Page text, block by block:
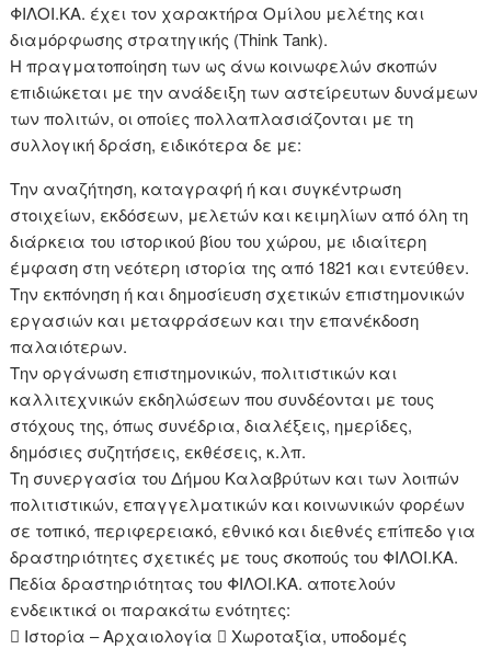
ΦΙΛΟΙ.ΚΑ. έχει τον χαρακτήρα Ομίλου μελέτης και
διαμόρφωσης στρατηγικής (Think Tank).
Η πραγματοποίηση των ως άνω κοινωφελών σκοπών
επιδιώκεται με την ανάδειξη των αστείρευτων δυνάμεων
των πολιτών, οι οποίες πολλαπλασιάζονται με τη
συλλογική δράση, ειδικότερα δε με:
Την αναζήτηση, καταγραφή ή και συγκέντρωση
στοιχείων, εκδόσεων, μελετών και κειμηλίων από όλη τη
διάρκεια του ιστορικού βίου του χώρου, με ιδιαίτερη
έμφαση στη νεότερη ιστορία της από 1821 και εντεύθεν.
Την εκπόνηση ή και δημοσίευση σχετικών επιστημονικών
εργασιών και μεταφράσεων και την επανέκδοση
παλαιότερων.
Την οργάνωση επιστημονικών, πολιτιστικών και
καλλιτεχνικών εκδηλώσεων που συνδέονται με τους
στόχους της, όπως συνέδρια, διαλέξεις, ημερίδες,
δημόσιες συζητήσεις, εκθέσεις, κ.λπ.
Τη συνεργασία του Δήμου Καλαβρύτων και των λοιπών
πολιτιστικών, επαγγελματικών και κοινωνικών φορέων
σε τοπικό, περιφερειακό, εθνικό και διεθνές επίπεδο για
δραστηριότητες σχετικές με τους σκοπούς του ΦΙΛΟΙ.ΚΑ.
Πεδία δραστηριότητας του ΦΙΛΟΙ.ΚΑ. αποτελούν
ενδεικτικά οι παρακάτω ενότητες:
 Ιστορία – Αρχαιολογία  Χωροταξία, υποδομές